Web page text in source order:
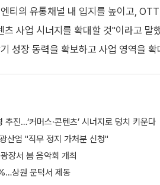
티의 유통채널 내 입지를 높이고,
사업 시너지를 확대할 것"이라고 말
성장 동력을 확보하고 사업 영역을
진…‘커머스·콘텐츠’ 시너지로 덩치 키운다
산업 "직무 정지 가처분 신청"
장서 봄 음악회 개최
상원 문턱서 제동